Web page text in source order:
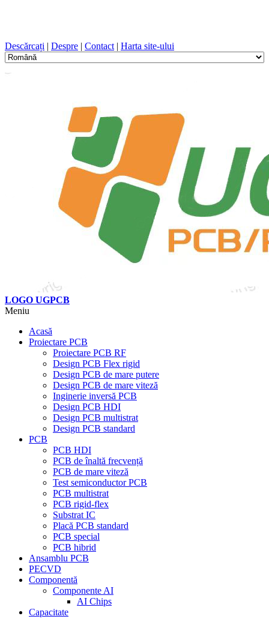
Descărcați | Despre | Contact | Harta site-ului
LOGO UGPCB
Meniu
Acasă
Proiectare PCB
Proiectare PCB RF
Design PCB Flex rigid
Design PCB de mare putere
Design PCB de mare viteză
Inginerie inversă PCB
Design PCB HDI
Design PCB multistrat
Design PCB standard
PCB
PCB HDI
PCB de înaltă frecvență
PCB de mare viteză
Test semiconductor PCB
PCB multistrat
PCB rigid-flex
Substrat IC
Placă PCB standard
PCB special
PCB hibrid
Ansamblu PCB
PECVD
Componentă
Componente AI
AI Chips
Capacitate